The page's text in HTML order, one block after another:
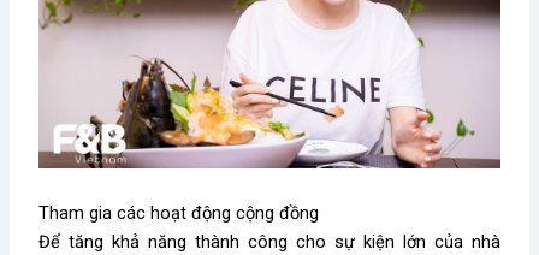
Tham gia các hoạt động cộng đồng
Để tăng khả năng thành công cho sự kiện lớn của nhà